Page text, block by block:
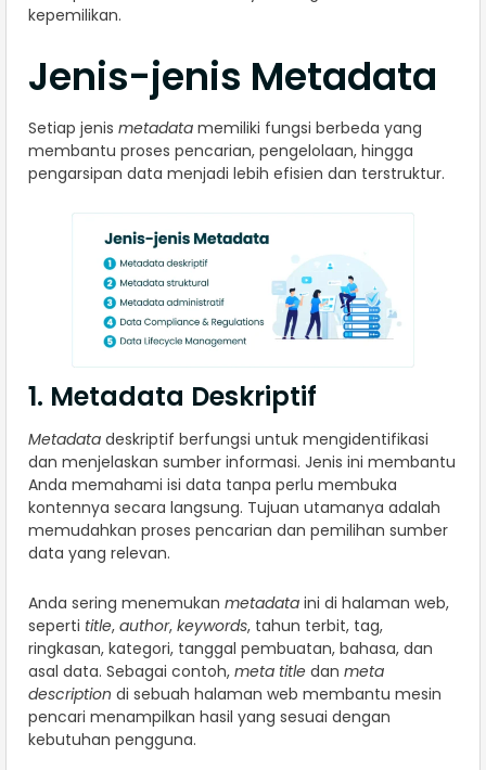
kepemilikan.
Jenis-jenis Metadata
Setiap jenis metadata memiliki fungsi berbeda yang
membantu proses pencarian, pengelolaan, hingga
pengarsipan data menjadi lebih efisien dan terstruktur.
1. Metadata Deskriptif
Metadata deskriptif berfungsi untuk mengidentifikasi
dan menjelaskan sumber informasi. Jenis ini membantu
Anda memahami isi data tanpa perlu membuka
kontennya secara langsung. Tujuan utamanya adalah
memudahkan proses pencarian dan pemilihan sumber
data yang relevan.
Anda sering menemukan metadata ini di halaman web,
seperti title, author, keywords, tahun terbit, tag,
ringkasan, kategori, tanggal pembuatan, bahasa, dan
asal data. Sebagai contoh, meta title dan meta
description di sebuah halaman web membantu mesin
pencari menampilkan hasil yang sesuai dengan
kebutuhan pengguna.